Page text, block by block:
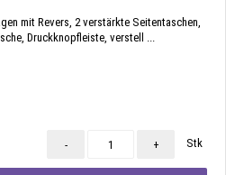
mit Revers, 2 verstärkte Seitentaschen,
Druckknopfleiste, verstell ...
- + Stk